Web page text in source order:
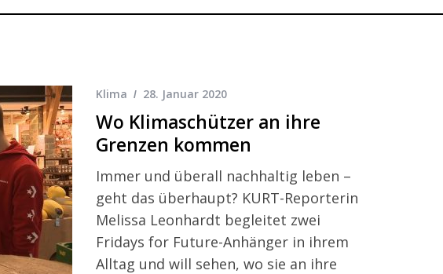
Klima 28. Januar 2020
Wo Klimaschützer an ihre
Grenzen kommen
Immer und überall nachhaltig leben –
geht das überhaupt? KURT-Reporterin
Melissa Leonhardt begleitet zwei
Fridays for Future-Anhänger in ihrem
Alltag und will sehen, wo sie an ihre